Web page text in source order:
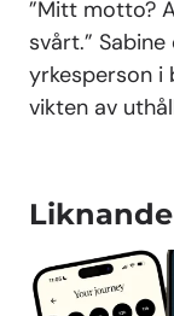
”Mitt motto?
svårt.”
yrkesperson i
vikten av
Liknande